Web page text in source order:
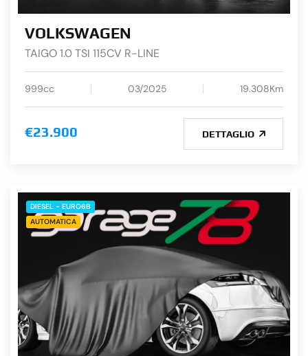
VOLKSWAGEN
TAIGO 1.0 TSI 115CV R-LINE
999cc 03/2025 19.308Km
€23.900 DETTAGLIO
DIESEL - EURO6B
AUTOMATICA